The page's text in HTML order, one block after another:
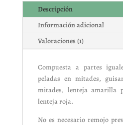
Descripción
Información adicional
Valoraciones (1)
Compuesta a partes
peladas en mitades,
mitades, lenteja amarilla
lenteja roja.
No es necesario remojo